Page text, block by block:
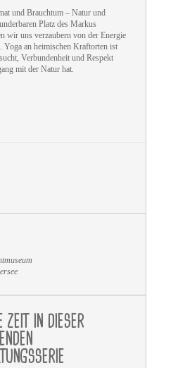
und Brauchtum – Natur und
Platz des Markus
wir uns verzaubern von der Energie
Yoga an heimischen Kraftorten ist
Verbundenheit und Respekt
mit der Natur hat.
ZEIT IN DIESER